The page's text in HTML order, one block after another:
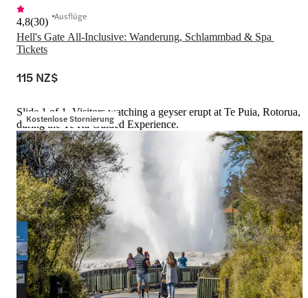
Hell's Gate All-Inclusive: Wanderung, Schlammbad & Spa
Tickets
4,8(30) Ausflüge
115 NZ$
Kostenlose Stornierung
Slide 1 of 1, Visitors watching a geyser erupt at Te Puia, Rotorua,
during the Te Rā Guided Experience.